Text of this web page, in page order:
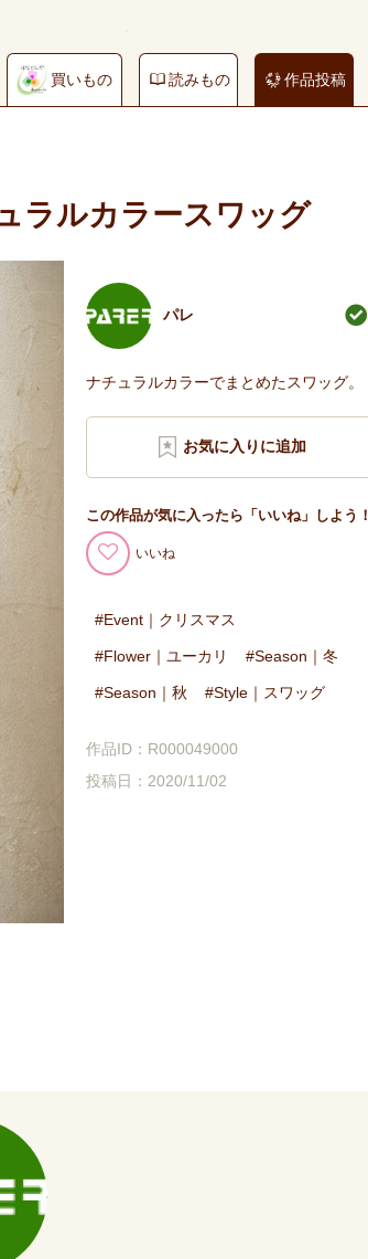
買いもの 読みもの 作品投稿
ラルカラースワッグ
パレ
ナチュラルカラーでまとめたスワッグ。
この作品が気に入ったら「いいね」しよう！
いいね
Event｜クリスマス
Flower｜ユーカリ Season｜冬
Season｜秋 Style｜スワッグ
作品ID：R000049000
投稿日：2020/11/02